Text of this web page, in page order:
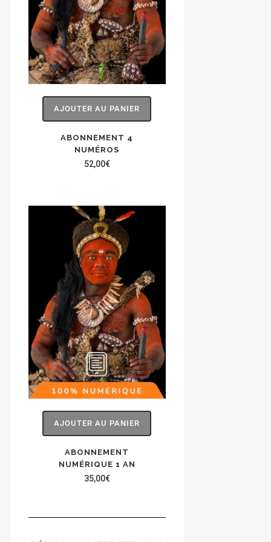
AJOUTER AU PANIER
ABONNEMENT 4
NUMÉROS
52,00€
AJOUTER AU PANIER
ABONNEMENT
NUMÉRIQUE 1 AN
35,00€